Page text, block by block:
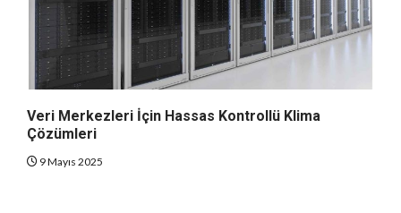
Veri Merkezleri İçin Hassas Kontrollü Klima
Çözümleri
9 Mayıs 2025